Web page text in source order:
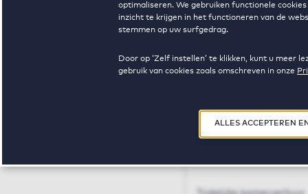
optimaliseren. We gebruiken functionele
inzicht te krijgen in het functioneren van de
stemmen op uw surfgedrag.
Door op ‘Zelf instellen’ te klikken, kunt u meer
gebruik van cookies zoals omschreven in onze
ALLES ACCEPTEREN
Huren op maat